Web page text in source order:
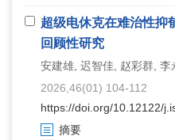
超级电休克在难治性抑
回顾性研究
安建雄, 迟智佳, 赵彩群,
2026,46(01) 104-112
https://doi.org/10.12122/
摘要